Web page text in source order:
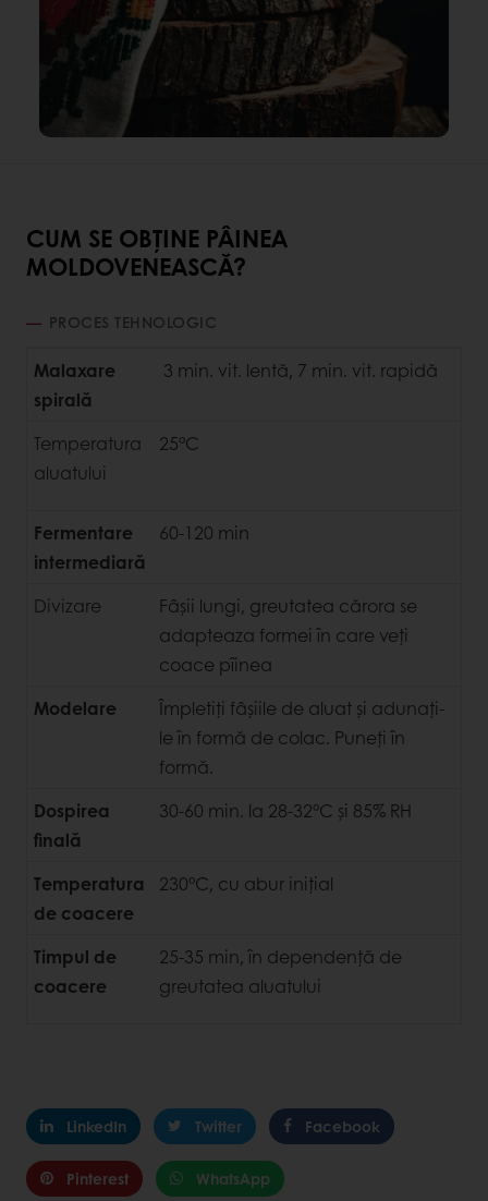
CUM SE OBȚINE PÂINEA
MOLDOVENEASCĂ?
PROCES TEHNOLOGIC
Malaxare
spirală
3 min. vit. lentă, 7 min. vit. rapidă
Temperatura
aluatului
25°C
Fermentare
intermediară
60-120 min
Divizare
Fâșii lungi, greutatea cărora se
adapteaza formei în care veți
coace pîinea
Modelare
Împletiți fâșiile de aluat și adunați-
le în formă de colac. Puneți în
formă.
Dospirea
finală
30-60 min. la 28-32°C și 85% RH
Temperatura
de coacere
230°C, cu abur inițial
Timpul de
coacere
25-35 min, în dependență de
greutatea aluatului
LinkedIn Twitter Facebook
Pinterest WhatsApp